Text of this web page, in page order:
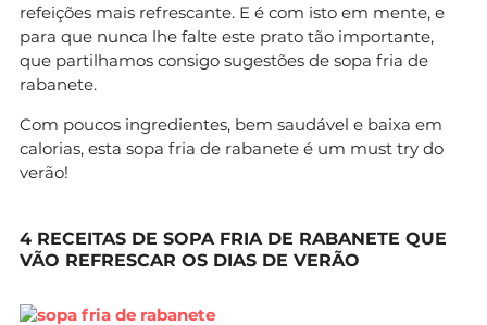
refeições mais refrescante. E é com isto em mente, e
para que nunca lhe falte este prato tão importante,
que partilhamos consigo sugestões de sopa fria de
rabanete.
Com poucos ingredientes, bem saudável e baixa em
calorias, esta sopa fria de rabanete é um must try do
verão!
4 RECEITAS DE SOPA FRIA DE RABANETE QUE
VÃO REFRESCAR OS DIAS DE VERÃO